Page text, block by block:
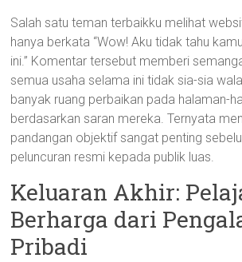
Salah satu teman terbaikku melihat
hanya berkata “Wow! Aku tidak tahu
ini.” Komentar tersebut memberi
semua usaha selama ini tidak sia-sia
banyak ruang perbaikan pada halaman-
berdasarkan saran mereka. Ternyata
pandangan objektif sangat penting
peluncuran resmi kepada publik luas.
Keluaran Akhir:
Berharga dari
Pribadi